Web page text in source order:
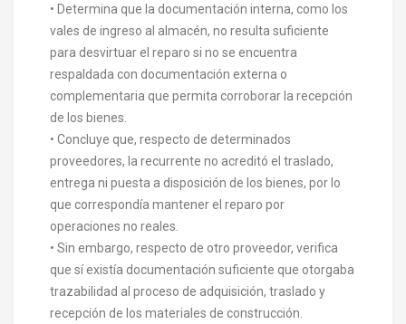
• Determina que la documentación interna, como los
vales de ingreso al almacén, no resulta suficiente
para desvirtuar el reparo si no se encuentra
respaldada con documentación externa o
complementaria que permita corroborar la recepción
de los bienes.
• Concluye que, respecto de determinados
proveedores, la recurrente no acreditó el traslado,
entrega ni puesta a disposición de los bienes, por lo
que correspondía mantener el reparo por
operaciones no reales.
• Sin embargo, respecto de otro proveedor, verifica
que sí existía documentación suficiente que otorgaba
trazabilidad al proceso de adquisición, traslado y
recepción de los materiales de construcción.